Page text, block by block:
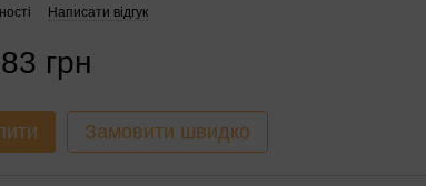
Написати відгук
грн
Замовити швидко